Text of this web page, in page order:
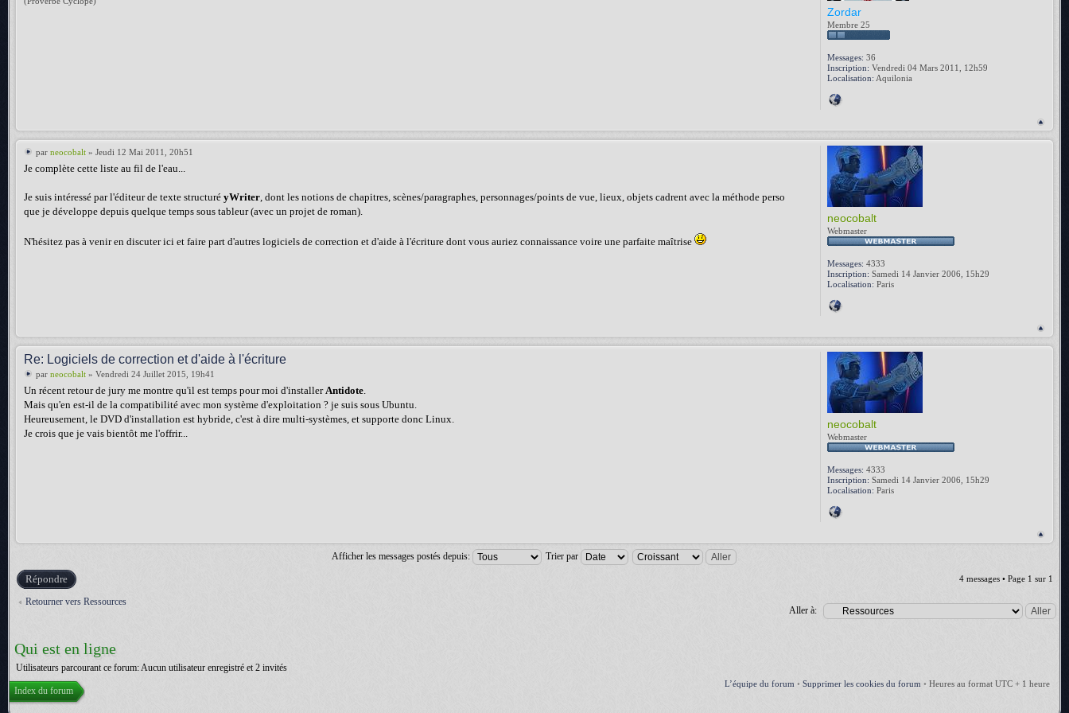
Zordar
Membre 25
Messages: 36
Inscription: Vendredi 04 Mars 2011, 12h59
Localisation: Aquilonia
par neocobalt » Jeudi 12 Mai 2011, 20h51
Je complète cette liste au fil de l'eau...
Je suis intéressé par l'éditeur de texte structuré yWriter, dont les notions de chapitres, scènes/paragraphes, personnages/points de vue, lieux, objets cadrent avec la méthode perso
que je développe depuis quelque temps sous tableur (avec un projet de roman).
N'hésitez pas à venir en discuter ici et faire part d'autres logiciels de correction et d'aide à l'écriture dont vous auriez connaissance voire une parfaite maîtrise
neocobalt
Webmaster
Messages: 4333
Inscription: Samedi 14 Janvier 2006, 15h29
Localisation: Paris
Re: Logiciels de correction et d'aide à l'écriture
par neocobalt » Vendredi 24 Juillet 2015, 19h41
Un récent retour de jury me montre qu'il est temps pour moi d'installerAntidote.
Mais qu'en est-il de la compatibilité avec mon système d'exploitation ? je suis sous Ubuntu.
Heureusement, le DVD d'installation est hybride, c'est à dire multi-systèmes, et supporte donc Linux.
Je crois que je vais bientôt me l'offrir...
neocobalt
Webmaster
Messages: 4333
Inscription: Samedi 14 Janvier 2006, 15h29
Localisation: Paris
Afficher les messages postés depuis:
Trier par
Répondre 4 messages • Page 1 sur 1
Retourner vers Ressources
Aller à:
Qui est en ligne
Utilisateurs parcourant ce forum: Aucun utilisateur enregistré et 2 invités
L’équipe du forum • Supprimer les cookies du forum • Heures au format UTC + 1 heure
Index du forum